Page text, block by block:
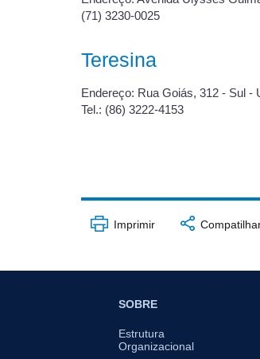
(71) 3230-0025
Teresina
Endereço: Rua Goiás, 312 - Sul -
Tel.: (86) 3222-4153
Imprimir
SOBRE
Estrutura
Organizacional